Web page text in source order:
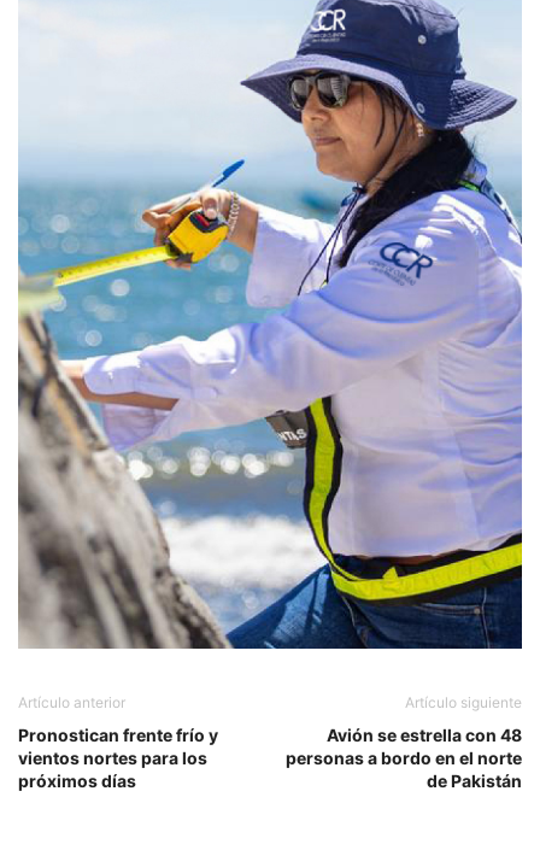
Artículo anterior
Pronostican frente frío y
vientos nortes para los
próximos días
Artículo siguiente
Avión se estrella con 48
personas a bordo en el norte
de Pakistán